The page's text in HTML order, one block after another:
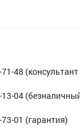
48
04
01 (гарантия)